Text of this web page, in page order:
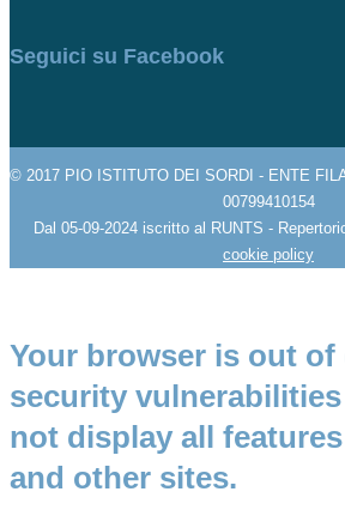
Seguici su Facebook
© 2017 PIO ISTITUTO DEI SORDI - ENTE
00799410154
Dal 05-09-2024 iscritto al RUNTS -
cookie policy
Your browser is out of
security
not display all
and other sites.